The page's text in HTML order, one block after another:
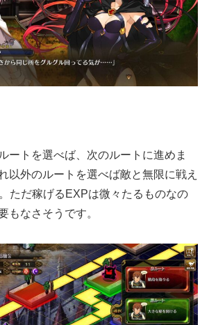
ートを選べば、次のルートに進めま
以外のルートを選べば敵と無限に戦え
ただ稼げるEXPは微々たるものなの
もなさそうです。